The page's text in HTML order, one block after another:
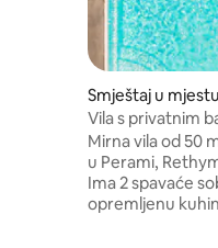
Smještaj u
Vila s privatnim
Mirna vila od 50
u Perami,
Ima 2 spavaće
opremljenu